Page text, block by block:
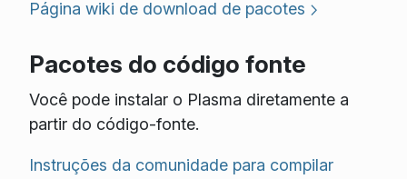
Página wiki de download de pacotes
Pacotes do código fonte
Você pode instalar o Plasma diretamente a
partir do código-fonte.
Instruções da comunidade para compilar